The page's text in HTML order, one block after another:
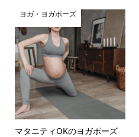
ヨガ・ヨガポーズ
マタニティOKのヨガポーズ